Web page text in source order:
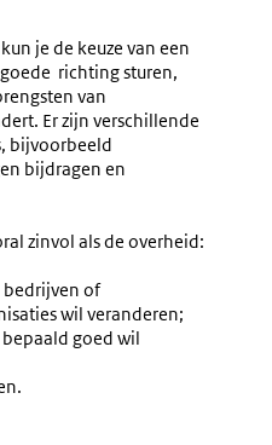
je de keuze van een
richting sturen,
van
Er zijn verschillende
bijvoorbeeld
bijdragen en
zinvol als de overheid:
bedrijven of
wil veranderen;
goed wil